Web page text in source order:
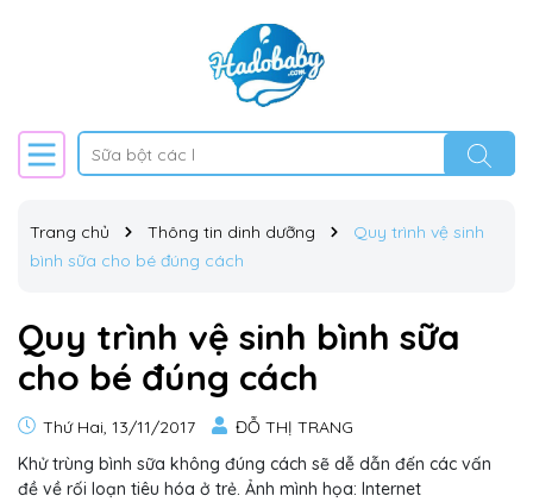
Trang chủ Thông tin dinh dưỡng
Quy trình vệ sinh
bình sữa cho bé đúng cách
Quy trình vệ sinh bình sữa
cho bé đúng cách
Thứ Hai, 13/11/2017
ĐỖ THỊ TRANG
Khử trùng bình sữa không đúng cách sẽ dễ dẫn đến các vấn
đề về rối loạn tiêu hóa ở trẻ. Ảnh mình họa: Internet